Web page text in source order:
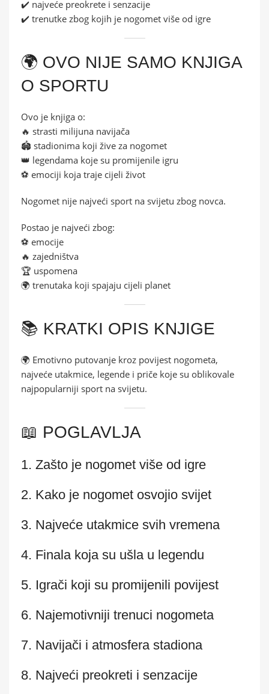
✔️ najveće preokrete i senzacije
✔️ trenutke zbog kojih je nogomet više od igre
🌍 OVO NIJE SAMO KNJIGA
O SPORTU
Ovo je knjiga o:
🔥 strasti milijuna navijača
🏟️ stadionima koji žive za nogomet
👑 legendama koje su promijenile igru
⚽ emociji koja traje cijeli život
Nogomet nije najveći sport na svijetu zbog novca.
Postao je najveći zbog:
⚽ emocije
🔥 zajedništva
🏆 uspomena
🌍 trenutaka koji spajaju cijeli planet
📚 KRATKI OPIS KNJIGE
🌍 Emotivno putovanje kroz povijest nogometa,
najveće utakmice, legende i priče koje su oblikovale
najpopularniji sport na svijetu.
📖 POGLAVLJA
1. Zašto je nogomet više od igre
2. Kako je nogomet osvojio svijet
3. Najveće utakmice svih vremena
4. Finala koja su ušla u legendu
5. Igrači koji su promijenili povijest
6. Najemotivniji trenuci nogometa
7. Navijači i atmosfera stadiona
8. Najveći preokreti i senzacije